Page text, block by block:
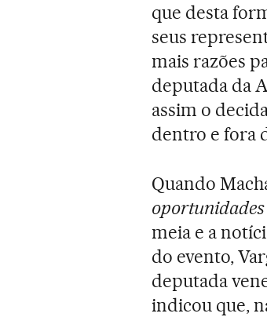
que desta
seus
mais razões
deputada da
assim o
dentro e fora
Quando
oportunidades
meia e a
do evento,
deputada
indicou que,